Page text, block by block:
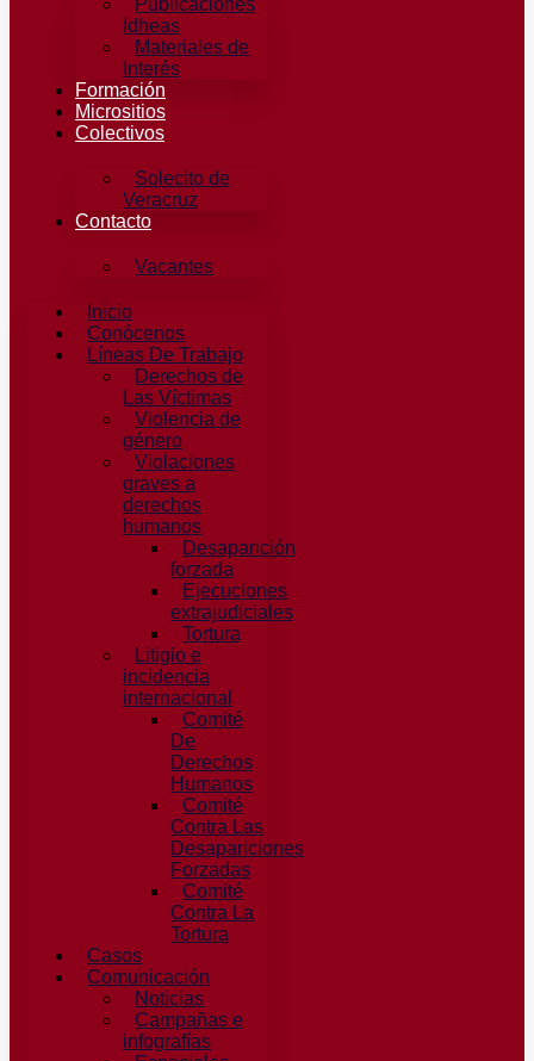
Publicaciones
Idheas
Materiales de
Interés
Formación
Micrositios
Colectivos
Solecito de
Veracruz
Contacto
Vacantes
Inicio
Conócenos
Líneas De Trabajo
Derechos de
Las Víctimas
Violencia de
género
Violaciones
graves a
derechos
humanos
Desaparición
forzada​
Ejecuciones
extrajudiciales
Tortura
Litigio e
incidencia
internacional
Comité
De
Derechos
Humanos​
Comité
Contra Las
Desapariciones
Forzadas
Comité
Contra La
Tortura​
Casos
Comunicación
Noticias
Campañas e
infografías